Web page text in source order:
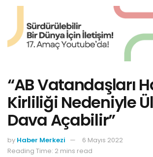
“AB Vatandaşları
Kirliliği Nedeniyle
Dava Açabilir”
by Haber Merkezi
6 Mayıs 2022
Reading Time: 2 mins read